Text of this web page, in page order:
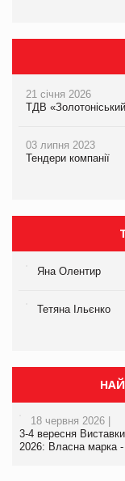
21 січня 2026
ТДВ
03 липня 2023
Тендери компанії
Яна Олентир
Тетяна Ільєнко
18 червня 2026 |
3-4 вересня
2026: Власна марка